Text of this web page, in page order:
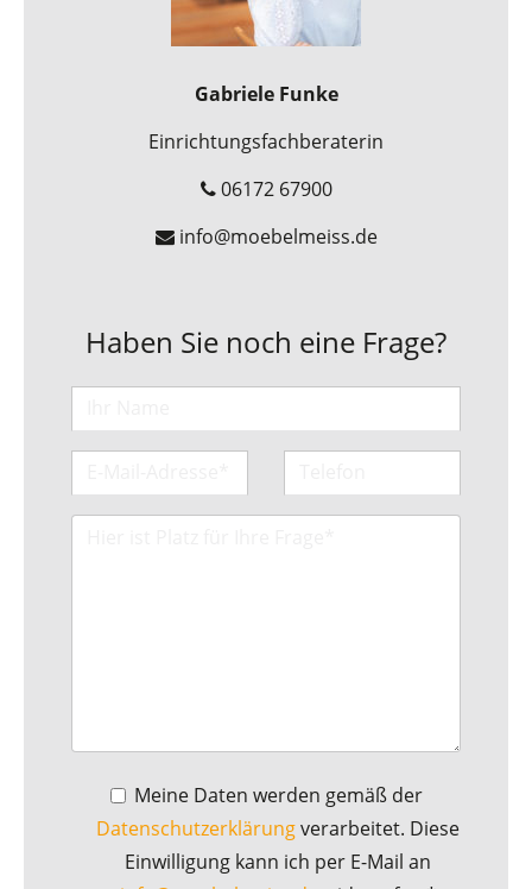
Gabriele Funke
Einrichtungsfachberaterin
06172 67900
info@moebelmeiss.de
Haben Sie noch eine Frage?
Meine Daten werden gemäß der
Datenschutzerklärungverarbeitet. Diese
Einwilligung kann ich per E-Mail an